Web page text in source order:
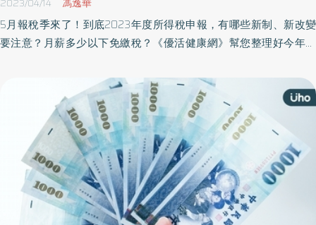
2023/04/14 馮逸華
5月報稅季來了！到底2023年度所得稅申報，有哪些新制、新改變
要注意？月薪多少以下免繳稅？《優活健康網》幫您整理好今年申
稅小技巧，讓您報稅一篇文章全看懂！